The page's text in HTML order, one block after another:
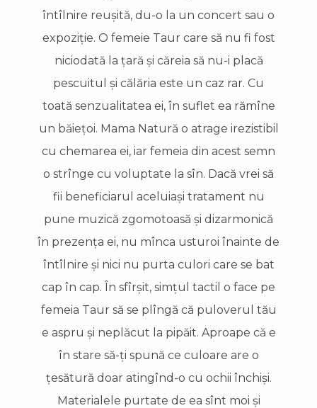
întîlnire reuşită, du-o la un concert sau o
expoziţie. O femeie Taur care să nu fi fost
niciodată la ţară şi căreia să nu-i placă
pescuitul şi călăria este un caz rar. Cu
toată senzualitatea ei, în suflet ea rămîne
un băieţoi. Mama Natură o atrage irezistibil
cu chemarea ei, iar femeia din acest semn
o strînge cu voluptate la sîn. Dacă vrei să
fii beneficiarul aceluiaşi tratament nu
pune muzică zgomotoasă şi dizarmonică
în prezenţa ei, nu mînca usturoi înainte de
întîlnire şi nici nu purta culori care se bat
cap în cap. În sfîrşit, simţul tactil o face pe
femeia Taur să se plîngă că puloverul tău
e aspru şi neplăcut la pipăit. Aproape că e
în stare să-ţi spună ce culoare are o
ţesătură doar atingînd-o cu ochii închişi.
Materialele purtate de ea sînt moi şi